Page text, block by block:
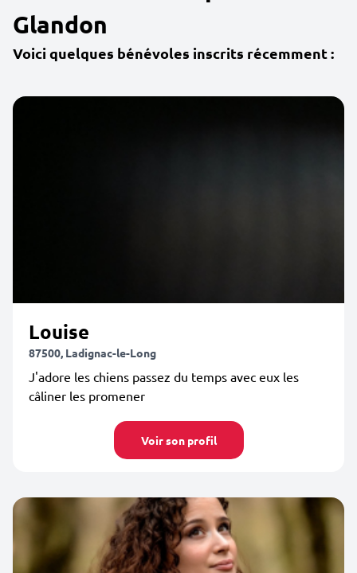
Glandon
Voici quelques bénévoles inscrits récemment :
Louise
87500, Ladignac-le-Long
J'adore les chiens passez du temps avec eux les
câliner les promener
Voir son profil